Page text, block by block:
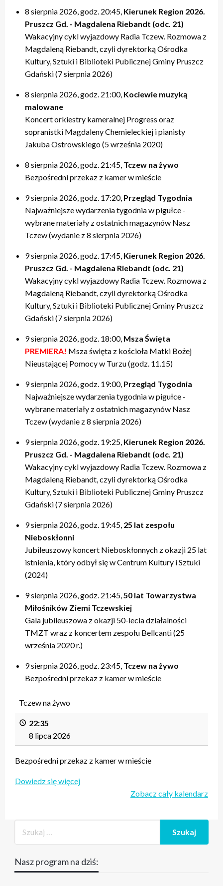
8 sierpnia 2026, godz. 20:45, Kierunek Region 2026.
Pruszcz Gd. - Magdalena Riebandt (odc. 21)
Wakacyjny cykl wyjazdowy Radia Tczew. Rozmowa z
Magdaleną Riebandt, czyli dyrektorką Ośrodka
Kultury, Sztuki i Biblioteki Publicznej Gminy Pruszcz
Gdański (7 sierpnia 2026)
8 sierpnia 2026, godz. 21:00, Kociewie muzyką
malowane
Koncert orkiestry kameralnej Progress oraz
sopranistki Magdaleny Chemieleckiej i pianisty
Jakuba Ostrowskiego (5 września 2020)
8 sierpnia 2026, godz. 21:45, Tczew na żywo
Bezpośredni przekaz z kamer w mieście
9 sierpnia 2026, godz. 17:20, Przegląd Tygodnia
Najważniejsze wydarzenia tygodnia w pigułce -
wybrane materiały z ostatnich magazynów Nasz
Tczew (wydanie z 8 sierpnia 2026)
9 sierpnia 2026, godz. 17:45, Kierunek Region 2026.
Pruszcz Gd. - Magdalena Riebandt (odc. 21)
Wakacyjny cykl wyjazdowy Radia Tczew. Rozmowa z
Magdaleną Riebandt, czyli dyrektorką Ośrodka
Kultury, Sztuki i Biblioteki Publicznej Gminy Pruszcz
Gdański (7 sierpnia 2026)
9 sierpnia 2026, godz. 18:00, Msza Święta
PREMIERA! Msza święta z kościoła Matki Bożej
Nieustającej Pomocy w Turzu (godz. 11.15)
9 sierpnia 2026, godz. 19:00, Przegląd Tygodnia
Najważniejsze wydarzenia tygodnia w pigułce -
wybrane materiały z ostatnich magazynów Nasz
Tczew (wydanie z 8 sierpnia 2026)
9 sierpnia 2026, godz. 19:25, Kierunek Region 2026.
Pruszcz Gd. - Magdalena Riebandt (odc. 21)
Wakacyjny cykl wyjazdowy Radia Tczew. Rozmowa z
Magdaleną Riebandt, czyli dyrektorką Ośrodka
Kultury, Sztuki i Biblioteki Publicznej Gminy Pruszcz
Gdański (7 sierpnia 2026)
9 sierpnia 2026, godz. 19:45, 25 lat zespołu
Nieboskłonni
Jubileuszowy koncert Nieboskłonnych z okazji 25 lat
istnienia, który odbył się w Centrum Kultury i Sztuki
(2024)
9 sierpnia 2026, godz. 21:45, 50 lat Towarzystwa
Miłośników Ziemi Tczewskiej
Gala jubileuszowa z okazji 50-lecia działalności
TMZT wraz z koncertem zespołu Bellcanti (25
września 2020 r.)
9 sierpnia 2026, godz. 23:45, Tczew na żywo
Bezpośredni przekaz z kamer w mieście
Tczew na żywo
22:35
8 lipca 2026
Bezpośredni przekaz z kamer w mieście
Dowiedz się więcej
Zobacz cały kalendarz
Nasz program na dziś: